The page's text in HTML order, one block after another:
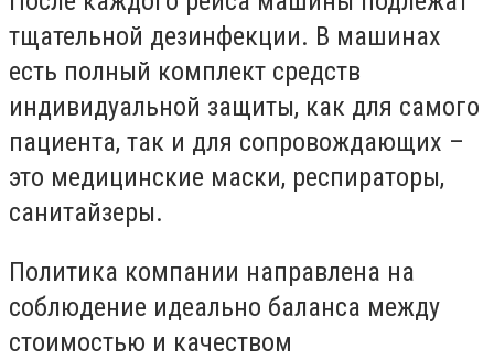
тщательной дезинфекции. В машинах
есть полный комплект средств
индивидуальной защиты, как для самого
пациента, так и для сопровождающих –
это медицинские маски, респираторы,
санитайзеры.
Политика компании направлена на
соблюдение идеально баланса между
стоимостью и качеством